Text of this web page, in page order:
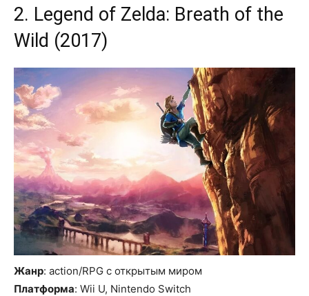
2. Legend of Zelda: Breath of the
Wild (2017)
Жанр: action/RPG с открытым миром
Платформа: Wii U, Nintendo Switch